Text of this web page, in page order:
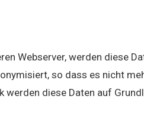
Webserver, werden diese
so dass es nicht
diese Daten auf